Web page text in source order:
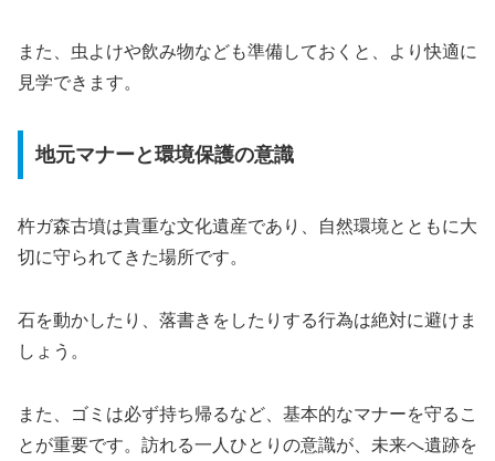
また、虫よけや飲み物なども準備しておくと、より快適に
見学できます。
地元マナーと環境保護の意識
杵ガ森古墳は貴重な文化遺産であり、自然環境とともに大
切に守られてきた場所です。
石を動かしたり、落書きをしたりする行為は絶対に避けま
しょう。
また、ゴミは必ず持ち帰るなど、基本的なマナーを守るこ
とが重要です。訪れる一人ひとりの意識が、未来へ遺跡を